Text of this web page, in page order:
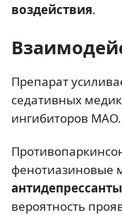
воздействия.
Препарат
седативных
ингибиторов МАО.
фенотиазиновые
антидепрессанты
вероятность